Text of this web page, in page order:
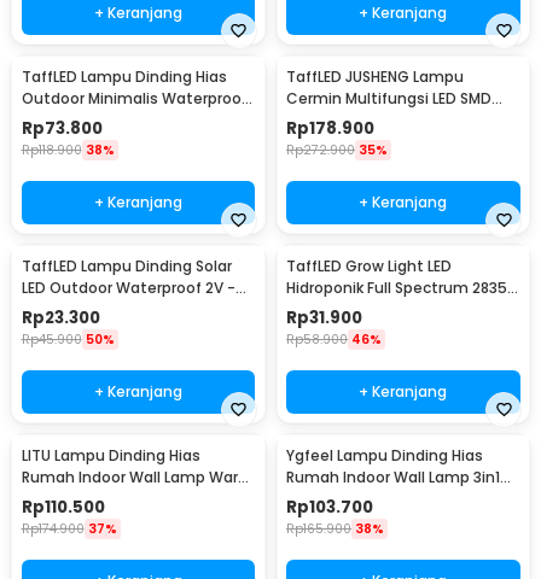
+ Keranjang + Keranjang
TaffLED Lampu Dinding Hias
Outdoor Minimalis Waterproof
Warm White 12W - NR-10
Rp73.800
Rp118.900 38%
+ Keranjang
TaffLED JUSHENG Lampu
Cermin Multifungsi LED SMD
2835 Cool White 14W 62cm -
5960
Rp178.900
Rp272.900 35%
+ Keranjang
TaffLED Lampu Dinding Solar
LED Outdoor Waterproof 2V -
OO10
Rp23.300
Rp45.900 50%
+ Keranjang
TaffLED Grow Light LED
Hidroponik Full Spectrum 2835
SMD 220V 50W - RO22
Rp31.900
Rp58.900 46%
+ Keranjang
LITU Lampu Dinding Hias
Rumah Indoor Wall Lamp Warm
White 3000K 7W - W22
Rp110.500
Rp174.900 37%
Ygfeel Lampu Dinding Hias
Rumah Indoor Wall Lamp 3in1
Color - JS-QD407
Rp103.700
Rp165.900 38%